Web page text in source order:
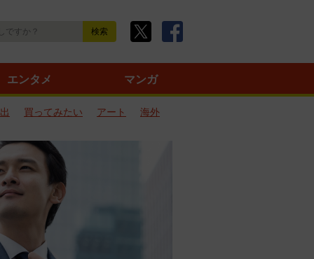
エンタメ マンガ
買ってみたい アート
海外